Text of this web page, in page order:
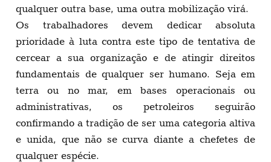
qualquer outra base, uma outra mobilização virá.
Os trabalhadores devem dedicar absoluta
prioridade à luta contra este tipo de tentativa de
cercear a sua organização e de atingir direitos
fundamentais de qualquer ser humano. Seja em
terra ou no mar, em bases operacionais ou
administrativas, os petroleiros seguirão
confirmando a tradição de ser uma categoria altiva
e unida, que não se curva diante a chefetes de
qualquer espécie.